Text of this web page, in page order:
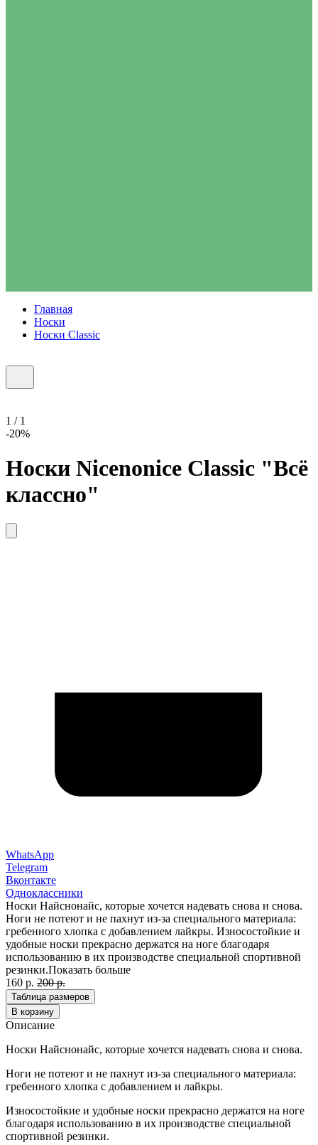
Главная
Носки
Носки Classic
1 / 1
-20%
Носки Nicenonice Classic "Всё
классно"
WhatsApp
Telegram
Вконтакте
Одноклассники
Носки Найснонайс, которые хочется надевать снова и снова.
Ноги не потеют и не пахнут из-за специального материала:
гребенного хлопка с добавлением лайкры. Износостойкие и
удобные носки прекрасно держатся на ноге благодаря
использованию в их производстве специальной спортивной
резинки.Показать больше
160 р. 200 р.
Таблица размеров
В корзину
Описание
Носки Найснонайс, которые хочется надевать снова и снова.
Ноги не потеют и не пахнут из-за специального материала:
гребенного хлопка с добавлением и лайкры.
Износостойкие и удобные носки прекрасно держатся на ноге
благодаря использованию в их производстве специальной
спортивной резинки.